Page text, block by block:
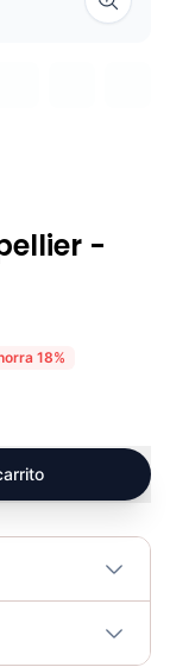
Zoom
-
18%
No